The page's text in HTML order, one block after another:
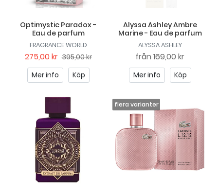
Optimystic Paradox -
Eau de parfum
FRAGRANCE WORLD
275,00 kr 395,00 kr
Mer info
Köp
Alyssa Ashley Ambre
Marine - Eau de parfum
ALYSSA ASHLEY
från 169,00 kr
Mer info Köp